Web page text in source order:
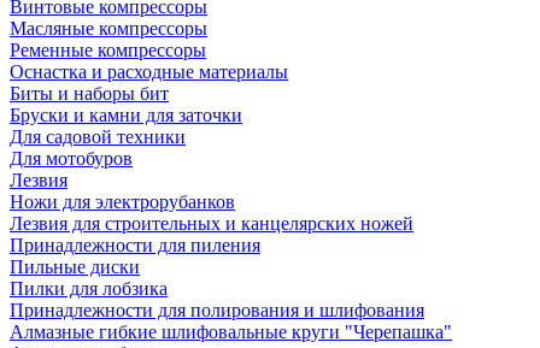
Винтовые компрессоры
Масляные компрессоры
Ременные компрессоры
Оснастка и расходные материалы
Биты и наборы бит
Бруски и камни для заточки
Для садовой техники
Для мотобуров
Лезвия
Ножи для электрорубанков
Лезвия для строительных и канцелярских ножей
Принадлежности для пиления
Пильные диски
Пилки для лобзика
Принадлежности для полирования и шлифования
Алмазные гибкие шлифовальные круги "Черепашка"